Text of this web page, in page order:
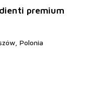
premium
Polonia